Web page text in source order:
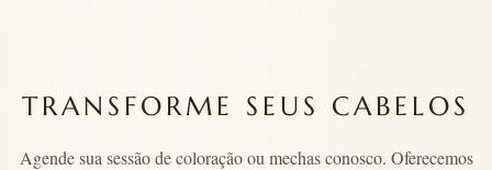
TRANSFORME SEUS CABELOS
Agende sua sessão de coloração ou mechas conosco. Oferecemos